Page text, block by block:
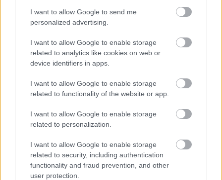
I want to allow Google to send me
personalized advertising.
I want to allow Google to enable storage
related to analytics like cookies on web or
device identifiers in apps.
I want to allow Google to enable storage
related to functionality of the website or app.
I want to allow Google to enable storage
related to personalization.
I want to allow Google to enable storage
related to security, including authentication
functionality and fraud prevention, and other
user protection.
majd innen, a Williams elég kakukktojás, mivel Albon nem volt
rossz a szabadedzéseken.
Ahogyan gyorsulni fog a pálya és egyre jobban gumizódik,
bőven benne van, hogy Perez ideje nem lesz elég a Q2-be
jutásra, bár ha elegendő is lenne, akkor sem zárhatna a 15.
helynél előrébb, hiszen megtörte az energiaitalos autót.
Fontos megjegyezni a szabadedzésekkel ellentétben az óra itt
Jelenleg Hamilton, De Vries, Sargeant, Sainz és Albon vannak
kieső pozícióban. Bő egy perc és újraindulnak a dolgok.